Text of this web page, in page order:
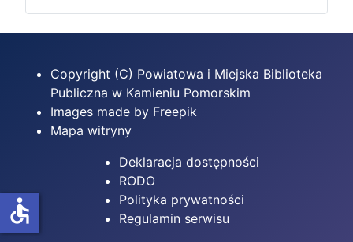
Copyright (C) Powiatowa i Miejska Biblioteka
Publiczna w Kamieniu Pomorskim
Images made by Freepik
Mapa witryny
Deklaracja dostępności
RODO
Polityka prywatności
Regulamin serwisu
accessible